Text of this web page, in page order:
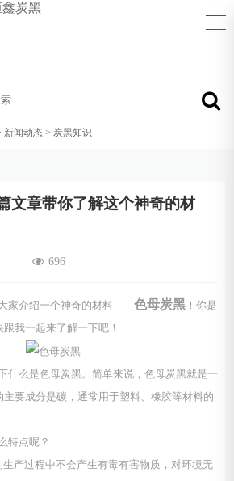
新闻动态 >炭黑知识
文章带你了解这个神奇的材
696
家介绍一个神奇的材料——色母炭黑！你是
我一起来了解一下吧！
么是色母炭黑。简单来说，色母炭黑就是一
要成分是碳，通常用于塑料、橡胶等材料的
特点呢？
产过程中不会产生有毒有害物质，对环境无